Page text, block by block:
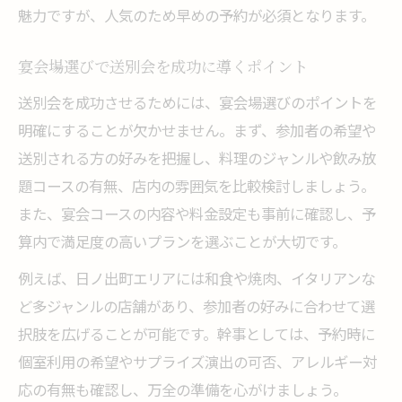
魅力ですが、人気のため早めの予約が必須となります。
宴会場選びで送別会を成功に導くポイント
送別会を成功させるためには、宴会場選びのポイントを
明確にすることが欠かせません。まず、参加者の希望や
送別される方の好みを把握し、料理のジャンルや飲み放
題コースの有無、店内の雰囲気を比較検討しましょう。
また、宴会コースの内容や料金設定も事前に確認し、予
算内で満足度の高いプランを選ぶことが大切です。
例えば、日ノ出町エリアには和食や焼肉、イタリアンな
ど多ジャンルの店舗があり、参加者の好みに合わせて選
択肢を広げることが可能です。幹事としては、予約時に
個室利用の希望やサプライズ演出の可否、アレルギー対
応の有無も確認し、万全の準備を心がけましょう。